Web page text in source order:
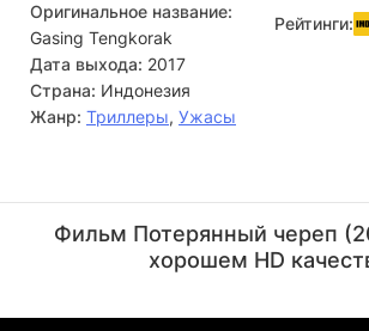
Оригинальное название:
Gasing Tengkorak
Дата выхода: 2017
Страна: Индонезия
Жанр: Триллеры, Ужасы
Рейтинги:
Фильм Потерянный череп
хорошем HD